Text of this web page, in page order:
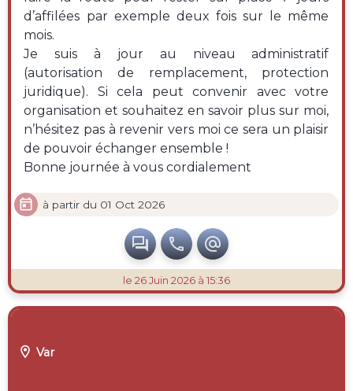
d’affilées par exemple deux fois sur le même
mois.
Je suis à jour au niveau administratif
(autorisation de remplacement, protection
juridique). Si cela peut convenir avec votre
organisation et souhaitez en savoir plus sur moi,
n’hésitez pas à revenir vers moi ce sera un plaisir
de pouvoir échanger ensemble !
Bonne journée à vous cordialement
 à partir du 01 Oct 2026
  
le 26 Juin 2026 à 15:36
 Var